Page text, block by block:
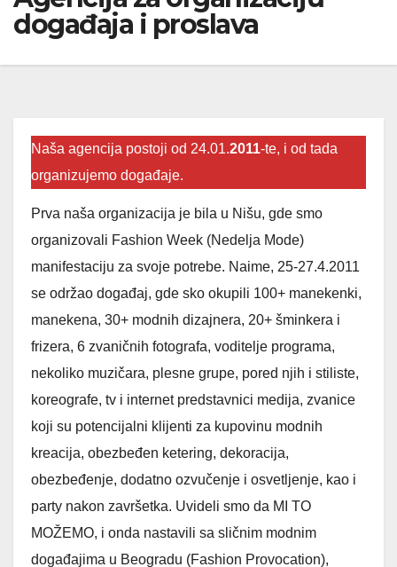
događaja i proslava
Naša agencija postoji od 24.01.2011-te, i od tada
organizujemo događaje.
Prva naša organizacija je bila u Nišu, gde smo
organizovali Fashion Week (Nedelja Mode)
manifestaciju za svoje potrebe. Naime, 25-27.4.2011
se održao događaj, gde sko okupili 100+ manekenki,
manekena, 30+ modnih dizajnera, 20+ šminkera i
frizera, 6 zvaničnih fotografa, voditelje programa,
nekoliko muzičara, plesne grupe, pored njih i stiliste,
koreografe, tv i internet predstavnici medija, zvanice
koji su potencijalni klijenti za kupovinu modnih
kreacija, obezbeđen ketering, dekoracija,
obezbeđenje, dodatno ozvučenje i osvetljenje, kao i
party nakon završetka. Uvideli smo da MI TO
MOŽEMO, i onda nastavili sa sličnim modnim
događajima u Beogradu (Fashion Provocation),